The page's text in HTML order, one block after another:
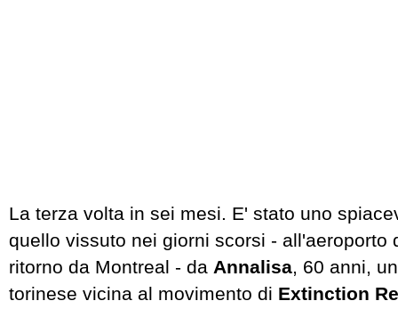
La terza volta in sei mesi. E' stato uno
quello vissuto nei giorni scorsi - all'aeroporto
ritorno da Montreal - da Annalisa, 60 anni,
torinese vicina al movimento di Extinction